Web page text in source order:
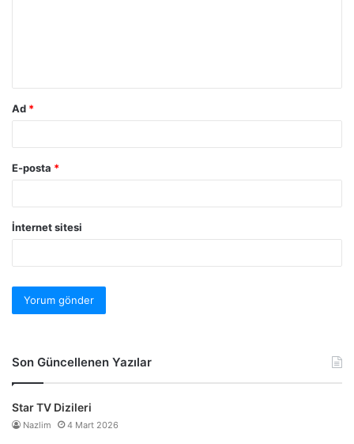
Ad *
E-posta *
İnternet sitesi
Son Güncellenen Yazılar
Star TV Dizileri
Nazlim 4 Mart 2026